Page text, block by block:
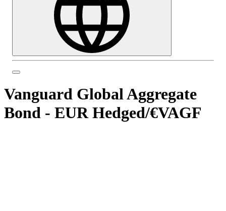
Vanguard Global Aggregate
Bond - EUR Hedged/€VAGF